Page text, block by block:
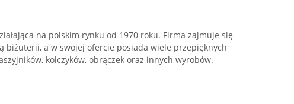
na polskim rynku od 1970 roku. Firma zajmuje się
biżuterii, a w swojej ofercie posiada wiele przepięknych
kolczyków, obrączek oraz innych wyrobów.